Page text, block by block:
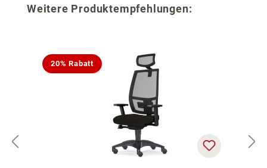
Produktgalerie überspringen
Weitere Produktempfehlungen:
20% Rabatt